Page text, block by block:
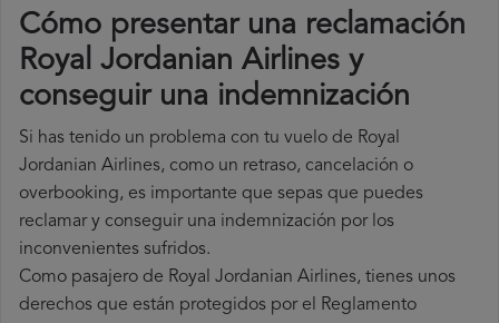
Cómo presentar una reclamación
Royal Jordanian Airlines y
conseguir una indemnización
Si has tenido un problema con tu vuelo de Royal
Jordanian Airlines, como un retraso, cancelación o
overbooking, es importante que sepas que puedes
reclamar y conseguir una indemnización por los
inconvenientes sufridos.
Como pasajero de Royal Jordanian Airlines, tienes unos
derechos que están protegidos por el Reglamento